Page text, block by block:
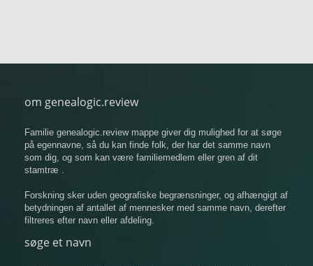
om genealogic.review
Familie genealogic.review mappe giver dig mulighed for at søge
på egennavne, så du kan finde folk, der har det samme navn
som dig, og som kan være familiemedlem eller gren af ​​dit
stamtræ .
Forskning sker uden geografiske begrænsninger, og afhængigt af
betydningen af ​​antallet af mennesker med samme navn, derefter
filtreres efter navn eller afdeling.
søge et navn